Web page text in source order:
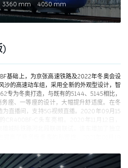
3360 mm
4050mm
)
基础上，为京张高速铁路及2022年冬奥会设
沙的高速动车组，采用全新的外观型设计，智
专为冬奥打造，与既有的5144、5145相比，
座、一等座的设计，大幅提升舒适度。在冬
为直播间，支持5G视频直播。2020年09月15
CR400BF-C头车亮相。2020年11月12日，
城际铁路河北段联调联试，该车增加了独立
提高了商务座乘客的私密性。2021年01月19
北京北/清河至冬奥会太子城、崇礼赛区的车
5162投入北京-呼和浩特间常规车次运营，